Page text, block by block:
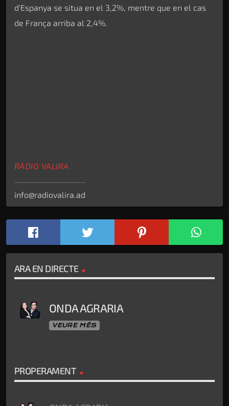
d’Espanya se situa en el 3,2%, mentre que en el cas
de França arriba al 2,4%.
RÀDIO VALIRA
info@radiovalira.ad
ARA EN DIRECTE
ONDA AGRARIA
VEURE MÉS
PROPERAMENT